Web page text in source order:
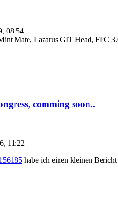
08:54
Mate, Lazarus GIT Head, FPC
comming soon..
11:22
habe ich einen kleinen